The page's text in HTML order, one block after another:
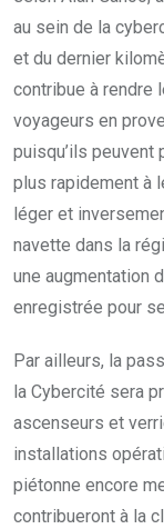
au sein de la
et du dernier
contribue à rendre
voyageurs en
puisqu’ils
plus rapidement à
léger et
navette dans la
une augmentation
enregistrée pour
Par ailleurs, la
la Cybercité sera
ascenseurs et
installations
piétonne encore
contribueront à la